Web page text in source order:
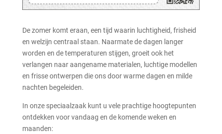
De zomer komt eraan, een tijd waarin luchtigheid, frisheid
en welzijn centraal staan. Naarmate de dagen langer
worden en de temperaturen stijgen, groeit ook het
verlangen naar aangename materialen, luchtige modellen
en frisse ontwerpen die ons door warme dagen en milde
nachten begeleiden.
In onze speciaalzaak kunt u vele prachtige hoogtepunten
ontdekken voor vandaag en de komende weken en
maanden: